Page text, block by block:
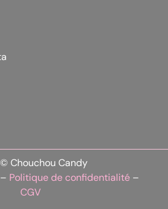
Chouchou Candy
– Politique de confidentialité –
CGV